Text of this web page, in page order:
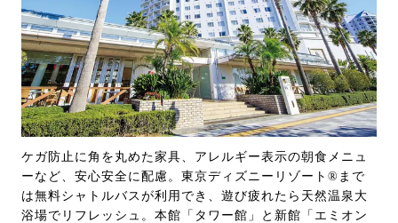
ケガ防止に角を丸めた家具、アレルギー表示の朝食メニュ
ーなど、安心安全に配慮。東京ディズニーリゾート®まで
は無料シャトルバスが利用でき、遊び疲れたら天然温泉大
浴場でリフレッシュ。本館「タワー館」と新館「エミオン